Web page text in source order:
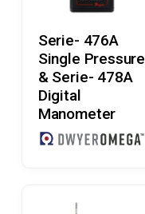
Serie- 476A
Single Pressure
& Serie- 478A
Digital
Manometer